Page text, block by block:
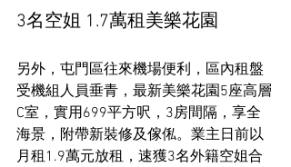
3名空姐 1.7萬租美樂花園
另外，屯門區往來機場便利，區內租盤
受機組人員垂青，最新美樂花園5座高層
C室，實用699平方呎，3房間隔，享全
海景，附帶新裝修及傢俬。業主日前以
月租1.9萬元放租，速獲3名外籍空姐合